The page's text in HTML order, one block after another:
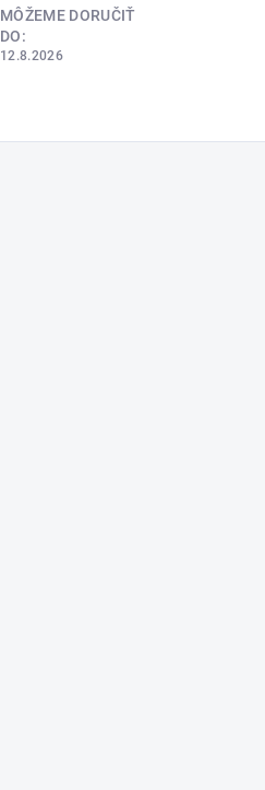
MÔŽEME DORUČIŤ
DO:
12.8.2026